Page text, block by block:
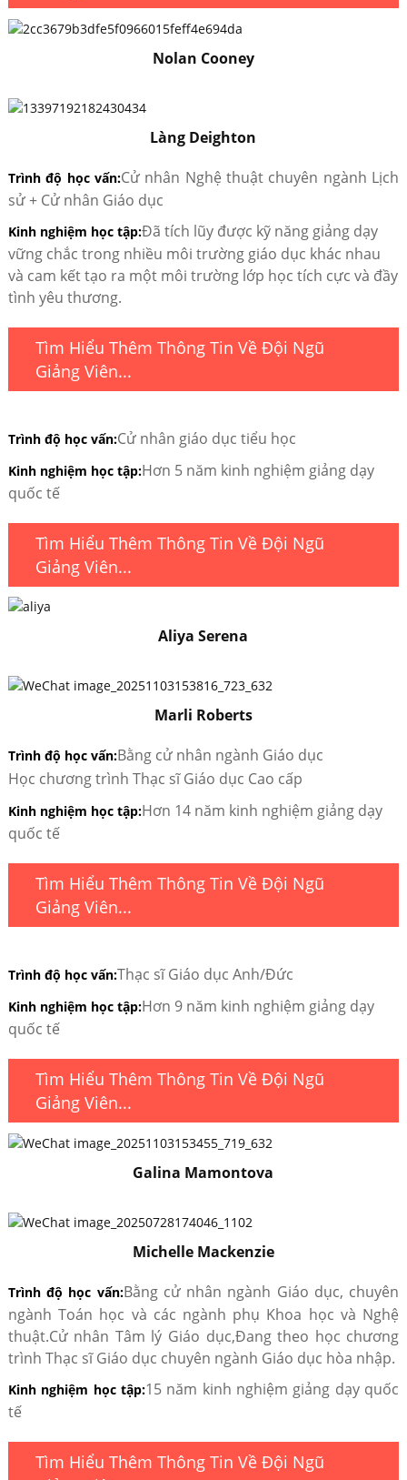
Nolan Cooney
Làng Deighton
Trình độ học vấn:Cử nhân Nghệ thuật chuyên ngành Lịch
sử + Cử nhân Giáo dục
Kinh nghiệm học tập:Đã tích lũy được kỹ năng giảng dạy
vững chắc trong nhiều môi trường giáo dục khác nhau
và cam kết tạo ra một môi trường lớp học tích cực và đầy
tình yêu thương.
Tìm Hiểu Thêm Thông Tin Về Đội Ngũ
Giảng Viên...
Trình độ học vấn:Cử nhân giáo dục tiểu học
Kinh nghiệm học tập:Hơn 5 năm kinh nghiệm giảng dạy
quốc tế
Tìm Hiểu Thêm Thông Tin Về Đội Ngũ
Giảng Viên...
Aliya Serena
Marli Roberts
Trình độ học vấn:Bằng cử nhân ngành Giáo dục
Học chương trình Thạc sĩ Giáo dục Cao cấp
Kinh nghiệm học tập:Hơn 14 năm kinh nghiệm giảng dạy
quốc tế
Tìm Hiểu Thêm Thông Tin Về Đội Ngũ
Giảng Viên...
Trình độ học vấn:Thạc sĩ Giáo dục Anh/Đức
Kinh nghiệm học tập:Hơn 9 năm kinh nghiệm giảng dạy
quốc tế
Tìm Hiểu Thêm Thông Tin Về Đội Ngũ
Giảng Viên...
Galina Mamontova
Michelle Mackenzie
Trình độ học vấn:Bằng cử nhân ngành Giáo dục, chuyên
ngành Toán học và các ngành phụ Khoa học và Nghệ
thuật.Cử nhân Tâm lý Giáo dục,Đang theo học chương
trình Thạc sĩ Giáo dục chuyên ngành Giáo dục hòa nhập.
Kinh nghiệm học tập:15 năm kinh nghiệm giảng dạy quốc
tế
Tìm Hiểu Thêm Thông Tin Về Đội Ngũ